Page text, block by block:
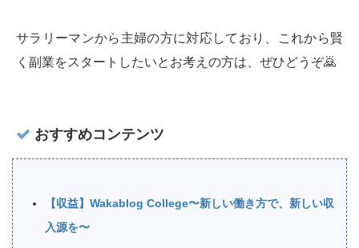
サラリーマンから主婦の方に対応しており、これから賢
く副業をスタートしたいとお考えの方は、ぜひどうぞ🙇‍
おすすめコンテンツ
【収益】Wakablog College〜新しい働き方で、新しい収
入源を〜